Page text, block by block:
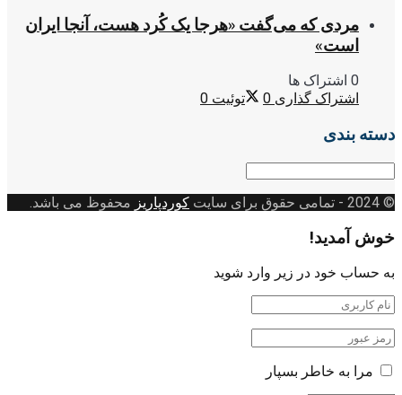
مردی که می‌گفت «هرجا یک کُرد هست، آنجا ایران
است»
0 اشتراک ها
اشتراک گذاری 0 توئیت 0
دسته بندی
دسته
© 2024
- تمامی حقوق برای سایت کوردپاریز محفوظ می باشد.
خوش آمدید!
به حساب خود در زیر وارد شوید
مرا به خاطر بسپار